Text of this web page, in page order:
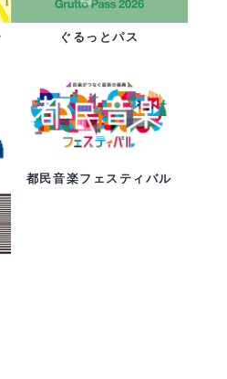
ぐるっとパス
都民音楽フェスティバル